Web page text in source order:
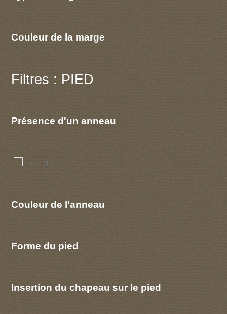
Couleur de la marge
Filtres : PIED
Présence d'un anneau
non (1)
Couleur de l'anneau
Forme du pied
Insertion du chapeau sur le pied